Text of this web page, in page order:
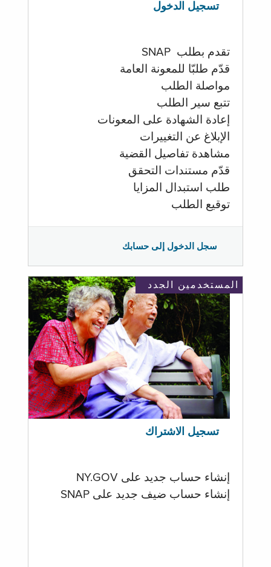
تسجيل الدخول
تقدم بطلب SNAP
قدّم طلبّا للمعونة العامة
مواصلة الطلب
تتبع سير الطلب
إعادة الشهادة على المعونات
الإبلاغ عن التغييرات
مشاهدة تفاصيل القضية
قدّم مستندات التحقق
طلب استبدال المزايا
توقيع الطلب
سجل الدخول إلى حسابك
المستخدمين الجدد
تسجيل الاشتراك
إنشاء حساب جديد على NY.GOV
إنشاء حساب ضيف جديد على SNAP